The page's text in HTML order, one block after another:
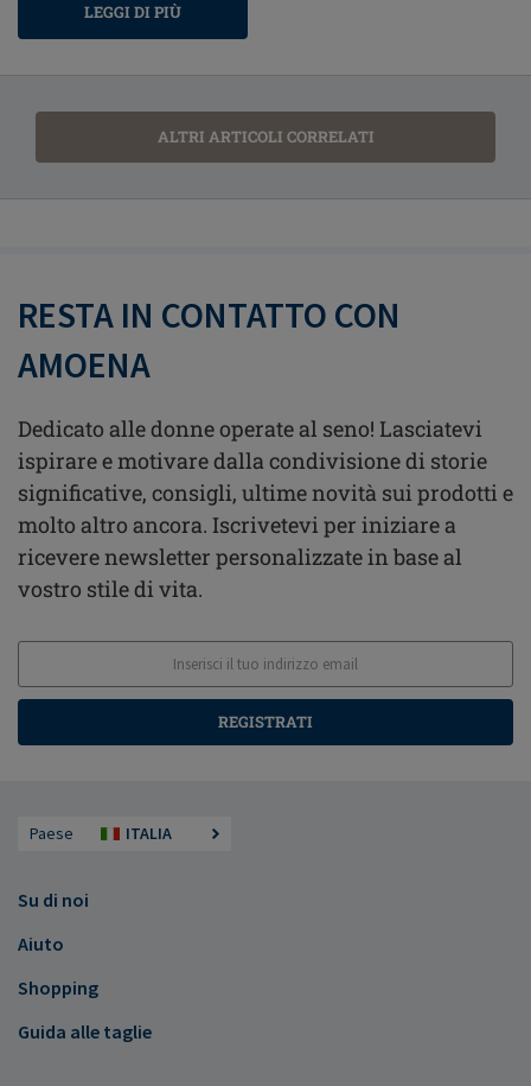
LEGGI DI PIÙ
ALTRI ARTICOLI CORRELATI
RESTA IN CONTATTO CON
AMOENA
Dedicato alle donne operate al seno! Lasciatevi
ispirare e motivare dalla condivisione di storie
significative, consigli, ultime novità sui prodotti e
molto altro ancora. Iscrivetevi per iniziare a
ricevere newsletter personalizzate in base al
vostro stile di vita.
REGISTRATI
Paese ITALIA
Su di noi
Aiuto
Shopping
Guida alle taglie